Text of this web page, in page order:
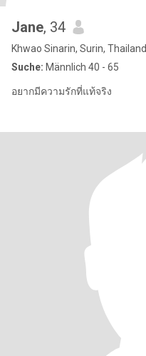
Jane, 34
Khwao Sinarin, Surin, Thailand
Suche: Männlich 40 - 65
อยากมีความรักที่แท้จริง